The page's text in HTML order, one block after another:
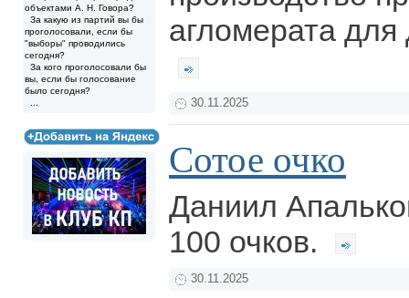
объектами А. Н. Говора?
За какую из партий вы бы
проголосовали, если бы
"выборы" проводились
сегодня?
За кого проголосовали бы
вы, если бы голосование
было сегодня?
агломерата
30.11.2025
Сотое очко
Даниил
100 очков.
30.11.2025